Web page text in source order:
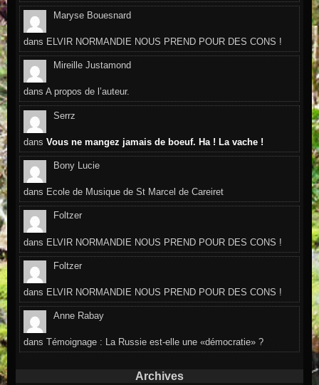
Maryse Bouesnard
dans ELVIR NORMANDIE NOUS PREND POUR DES CONS !
Mireille Justamond
dansA propos de l’auteur.
Serrz
dansVous ne mangez jamais de boeuf. Ha ! La vache !
Bony Lucie
dans Ecole de Musique de St Marcel de Careiret
Foltzer
dans ELVIR NORMANDIE NOUS PREND POUR DES CONS !
Foltzer
dans ELVIR NORMANDIE NOUS PREND POUR DES CONS !
Anne Rabay
dansTémoignage : La Russie est-elle une «démocratie» ?
Archives